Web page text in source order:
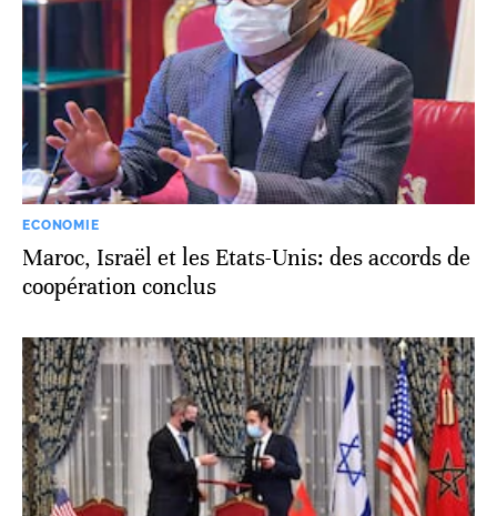
ECONOMIE
Maroc, Israël et les Etats-Unis: des accords de
coopération conclus